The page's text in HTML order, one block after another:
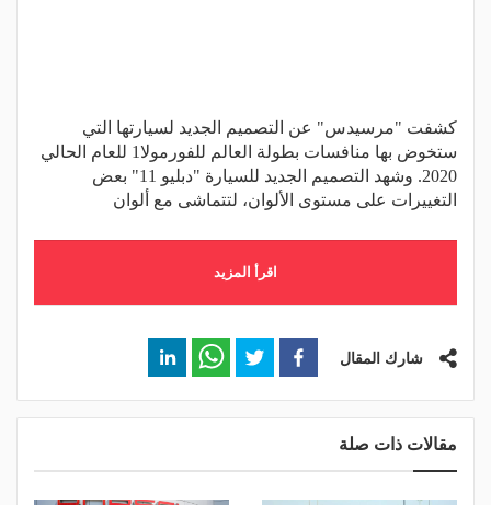
كشفت "مرسيدس" عن التصميم الجديد لسيارتها التي
ستخوض بها منافسات بطولة العالم للفورمولا1 للعام الحالي
2020. وشهد التصميم الجديد للسيارة "دبليو 11" بعض
التغييرات على مستوى الألوان، لتتماشى مع ألوان
اقرأ المزيد
شارك المقال
مقالات ذات صلة